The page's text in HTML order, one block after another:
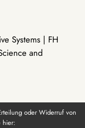
Systems | FH
and
oder Widerruf von
hier: